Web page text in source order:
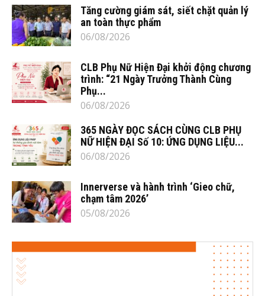
Tăng cường giám sát, siết chặt quản lý
an toàn thực phẩm
06/08/2026
CLB Phụ Nữ Hiện Đại khởi động chương
trình: “21 Ngày Trưởng Thành Cùng
Phụ...
06/08/2026
365 NGÀY ĐỌC SÁCH CÙNG CLB PHỤ
NỮ HIỆN ĐẠI Số 10: ỨNG DỤNG LIỆU...
06/08/2026
Innerverse và hành trình ‘Gieo chữ,
chạm tâm 2026’
05/08/2026